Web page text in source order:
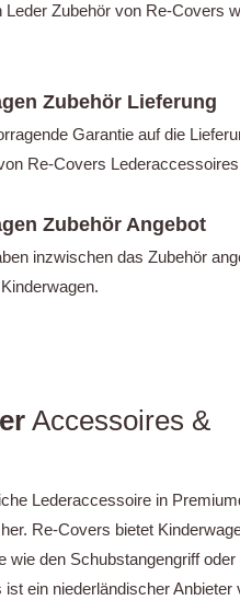
Zubehör von Re-Covers
Zubehör Lieferung
Garantie auf die
Re-Covers
Zubehör Angebot
inzwischen das Zubehör
Accessoires &
Lederaccessoire in
Re-Covers bietet
wie den Schubstangengriff oder
ein niederländischer Anbieter